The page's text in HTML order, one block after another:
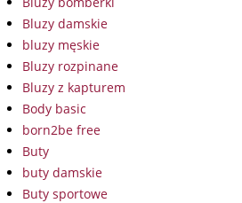
Bluzy damskie
bluzy męskie
Bluzy rozpinane
Bluzy z kapturem
Body basic
born2be free
Buty
buty damskie
Buty sportowe